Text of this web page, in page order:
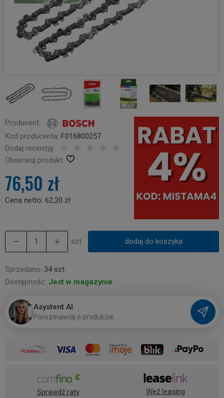
Producent:
Kod producenta: F016800257
Dodaj recenzję:
Obserwuj produkt:
76,50 zł
Cena netto: 62,20 zł
szt. dodaj do koszyka
Sprzedano: 34 szt.
Dostępność: Jest w magazynie
Asystent AI
Porozmawiaj o produkcie
Sprawdź raty Weź leasing